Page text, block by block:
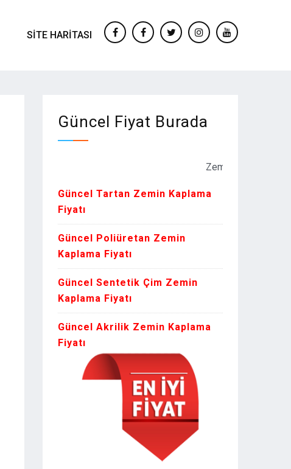
SITE HARITASI
facebookFacebooktwitterinstagramyoutube
Güncel Fiyat Burada
Zemin Kaplama Fiyatları
Güncel Tartan Zemin Kaplama
Fiyatı
Güncel Poliüretan Zemin
Kaplama Fiyatı
Güncel Sentetik Çim Zemin
Kaplama Fiyatı
Güncel Akrilik Zemin Kaplama
Fiyatı